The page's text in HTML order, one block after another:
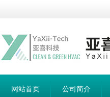
网站首页 公司简介